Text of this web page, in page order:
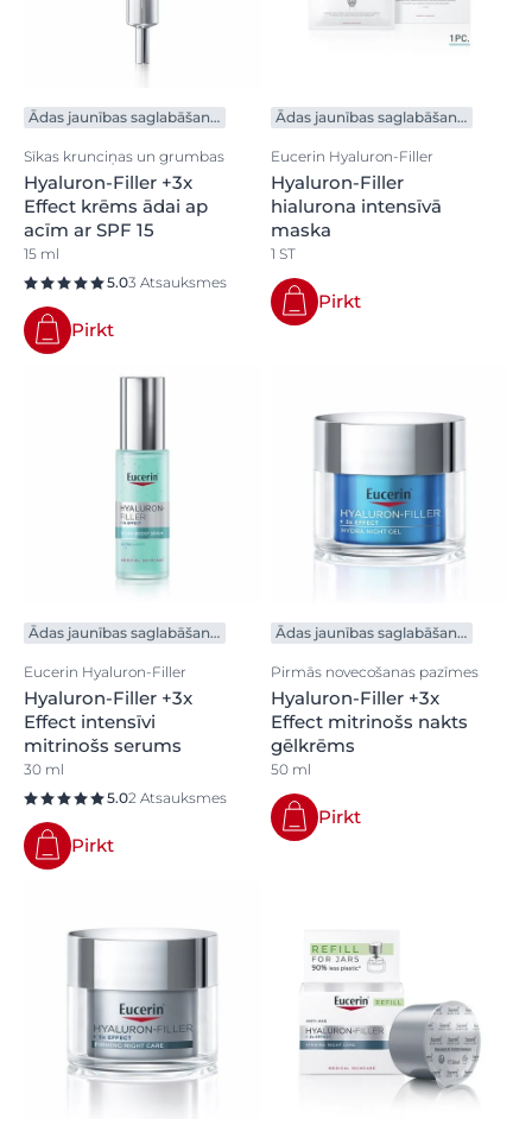
Ādas jaunības saglabāšanai
Sīkas krunciņas un grumbas
Hyaluron-Filler +3x
Effect krēms ādai ap
acīm ar SPF 15
15 ml
5.03 Atsauksmes
Pirkt
Ādas jaunības saglabāšanai
Eucerin Hyaluron-Filler
Hyaluron-Filler
hialurona intensīvā
maska
1 ST
Pirkt
Ādas jaunības saglabāšanai
Eucerin Hyaluron-Filler
Hyaluron-Filler +3x
Effect intensīvi
mitrinošs serums
30 ml
5.02 Atsauksmes
Pirkt
Ādas jaunības saglabāšanai
Pirmās novecošanas pazīmes
Hyaluron-Filler +3x
Effect mitrinošs nakts
gēlkrēms
50 ml
Pirkt